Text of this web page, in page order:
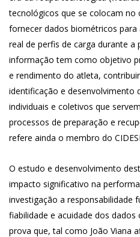
tecnológicos que se colocam no
fornecer dados biométricos
real de perfis de carga durante a
informação tem como objetivo
e rendimento do atleta,
identificação e desenvolvimento
individuais e coletivos que
processos de preparação e
refere ainda o membro do
O estudo e desenvolvimento
impacto significativo na
investigação a responsabilidade
fiabilidade e acuidade dos
prova que, tal como João Viana